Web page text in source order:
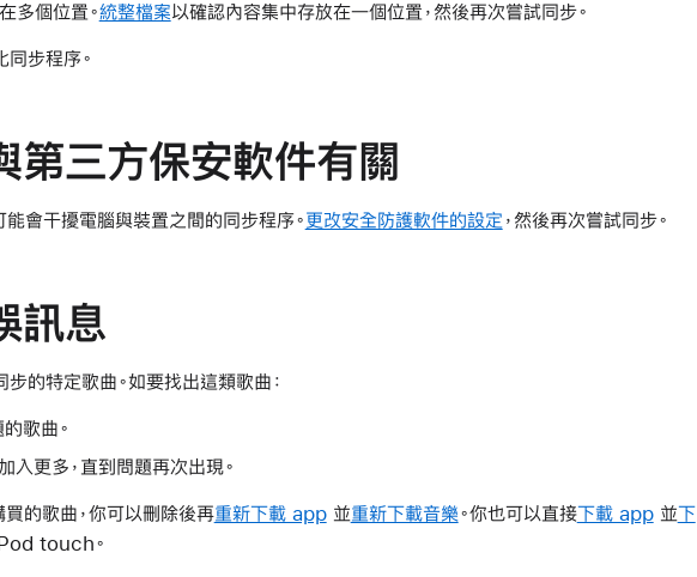
多個位置。統整檔案以確認內容集中存放在一個位置，然後再次嘗試同步。
步程序。
第三方保安軟件有關
會干擾電腦與裝置之間的同步程序。更改安全防護軟件的設定 ，然後再次嘗試同步。
訊息
的特定歌曲。如要找出這類歌曲：
歌曲。
入更多，直到問題再次出現。
的歌曲，你可以刪除後再重新下載 app並重新下載音樂。你也可以直接下載 app並下
touch。